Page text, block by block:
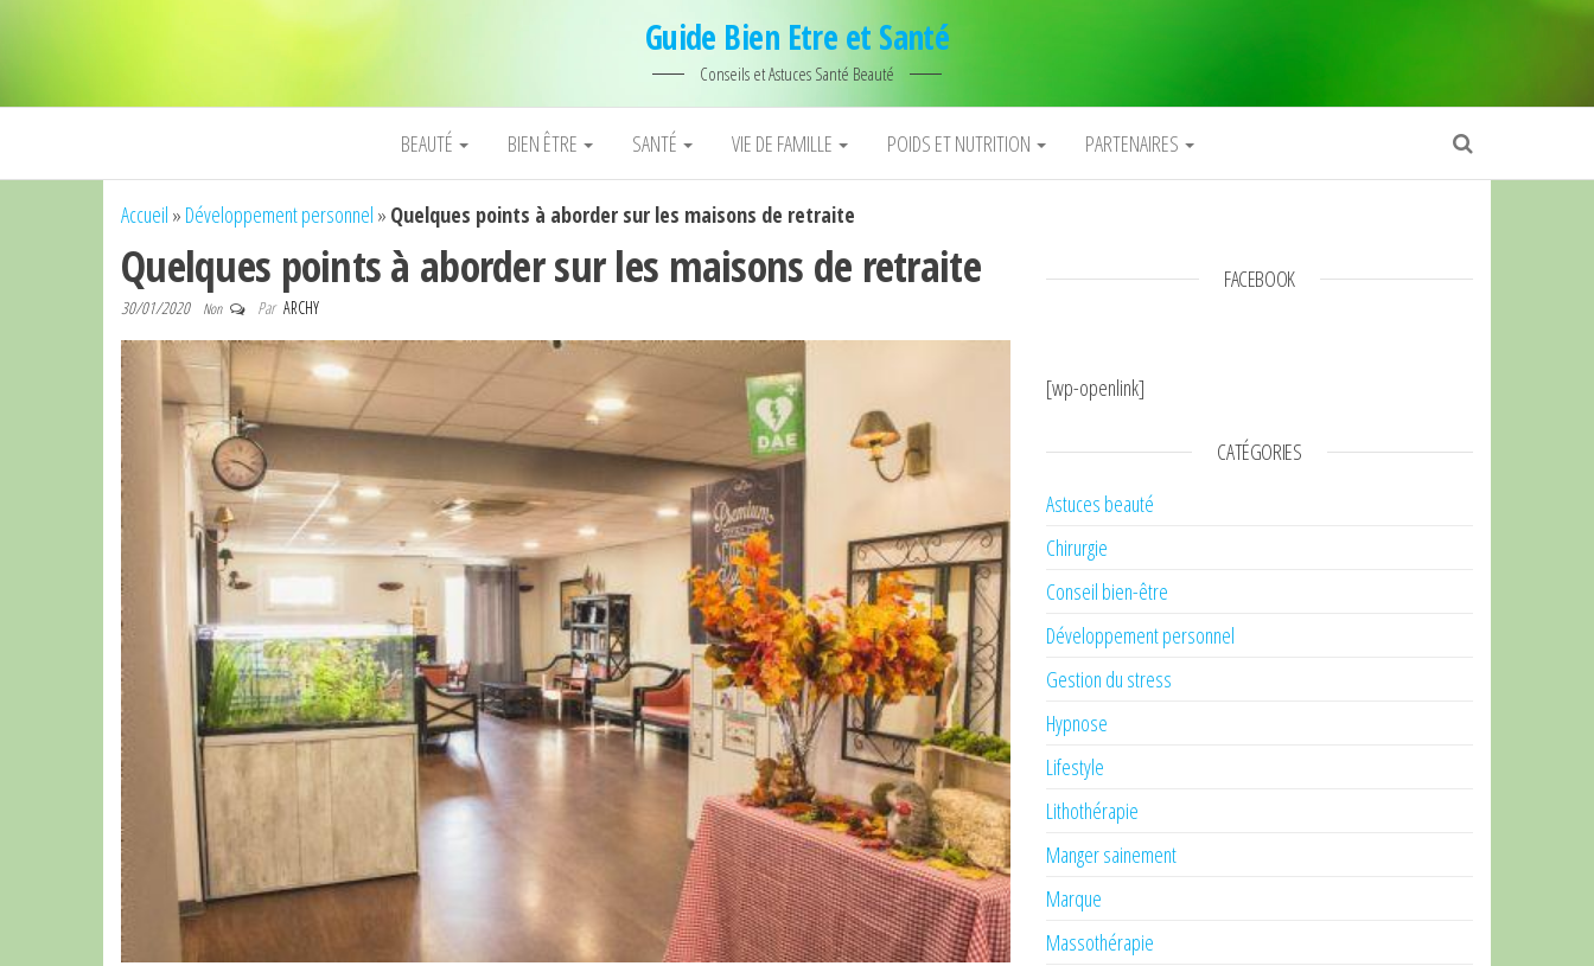
Guide Bien Etre et Santé
Conseils et Astuces Santé Beauté
BEAUTÉ BIEN ÊTRE SANTÉ VIE DE FAMILLE POIDS ET NUTRITION PARTENAIRES
Accueil » Développement personnel » Quelques points à aborder sur les maisons de retraite
Quelques points à aborder sur les maisons de retraite
30/01/2020 Non Par ARCHY
FACEBOOK
[wp-openlink]
CATÉGORIES
Astuces beauté
Chirurgie
Conseil bien-être
Développement personnel
Gestion du stress
Hypnose
Lifestyle
Lithothérapie
Manger sainement
Marque
Massothérapie